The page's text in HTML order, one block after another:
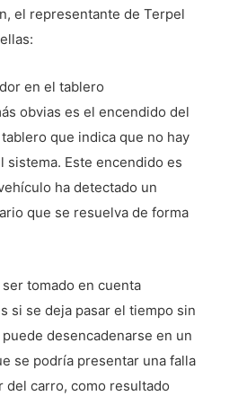
el representante de Terpel
en el tablero
obvias es el encendido del
que indica que no hay
Este encendido es
ha detectado un
que se resuelva de forma
tomado en cuenta
si se deja pasar el tiempo sin
desencadenarse en un
se podría presentar una falla
del carro, como resultado